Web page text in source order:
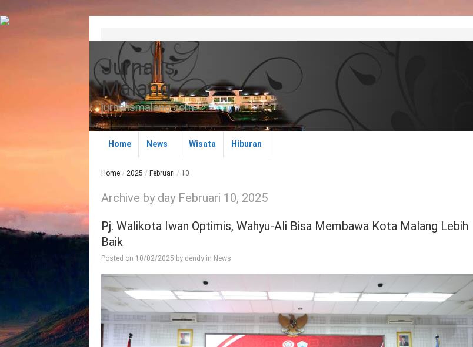
Jurnalis
Malang
jurnalismalang.com
Home News Wisata Hiburan
Home / 2025 / Februari / 10
Archive by day Februari 10, 2025
Pj. Walikota Iwan Optimis, Wahyu-Ali Bisa Membawa Kota Malang Lebih
Baik
Posted on 10/02/2025 by dendy in News